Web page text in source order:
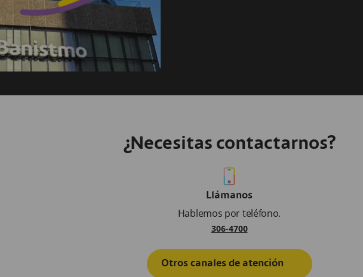
¿Necesitas contactarnos?
Llámanos
Hablemos por teléfono.
306-4700
Otros canales de atención